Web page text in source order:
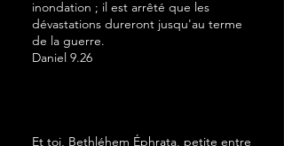
inondation ; il est arrêté que les
dévastations dureront jusqu'au terme
de la guerre.
Daniel 9.26
Et toi, Bethléhem Éphrata, petite entre